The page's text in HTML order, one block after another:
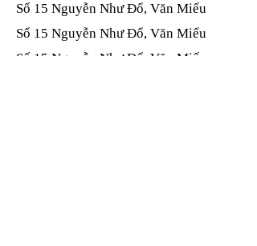
Số 15 Nguyễn Như Đổ, Văn Miếu​​​​
Số 15 Nguyễn Như Đổ, Văn Miếu​​​​
Số 15 Nguyễn Như Đổ, Văn Miếu​​​​